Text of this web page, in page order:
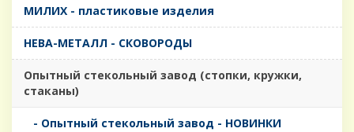
МИЛИХ - пластиковые изделия
НЕВА-МЕТАЛЛ - СКОВОРОДЫ
Опытный стекольный завод (стопки, кружки,
стаканы)
- Опытный стекольный завод - НОВИНКИ